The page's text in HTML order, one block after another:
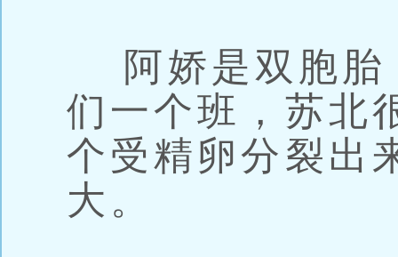
阿娇是双胞胎
们一个班，苏北
个受精卵分裂出
大。